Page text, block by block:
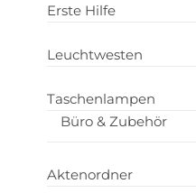
Erste Hilfe
Leuchtwesten
Taschenlampen
Büro & Zubehör
Aktenordner